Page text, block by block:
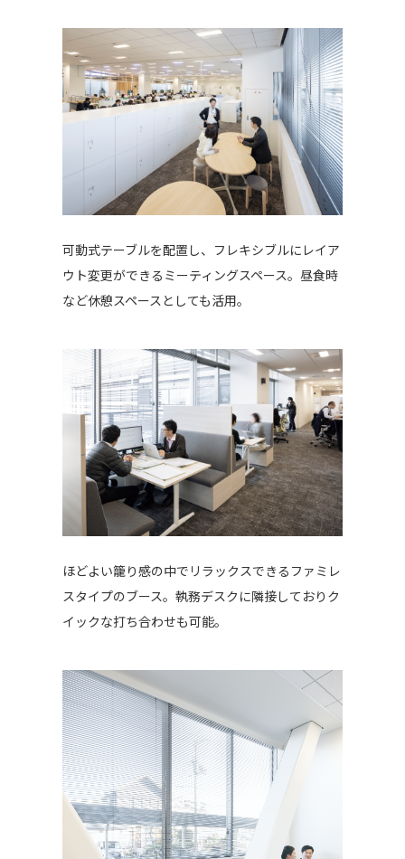
可動式テーブルを配置し、フレキシブルにレイア
ウト変更ができるミーティングスペース。昼食時
など休憩スペースとしても活用。
ほどよい籠り感の中でリラックスできるファミレ
スタイプのブース。執務デスクに隣接しておりク
イックな打ち合わせも可能。